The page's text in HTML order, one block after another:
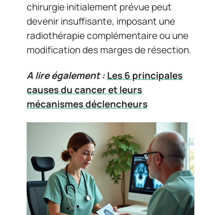
chirurgie initialement prévue peut
devenir insuffisante, imposant une
radiothérapie complémentaire ou une
modification des marges de résection.
A lire également :Les 6 principales
causes du cancer et leurs
mécanismes déclencheurs